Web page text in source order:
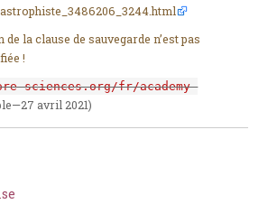
la clause de sauvegarde n’est pas
!
sciences.org/fr/academy-
avril 2021)